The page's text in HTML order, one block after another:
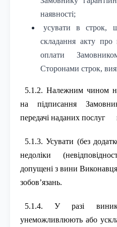
наявності;
усувати в строк,
складання акту про
оплати
Сторонами строк,
5.1.2. Належним чином
на підписання
передачі наданих послуг
5.1.3. Усувати (без
недоліки
допущені з вини
зобов’язань.
5.1.4. У разі
унеможливлюють або